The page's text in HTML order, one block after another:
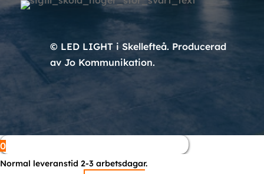
© LED LIGHT i Skellefteå. Producerad
av Jo Kommunikation.
0
Normal leveranstid 2-3 arbetsdagar.